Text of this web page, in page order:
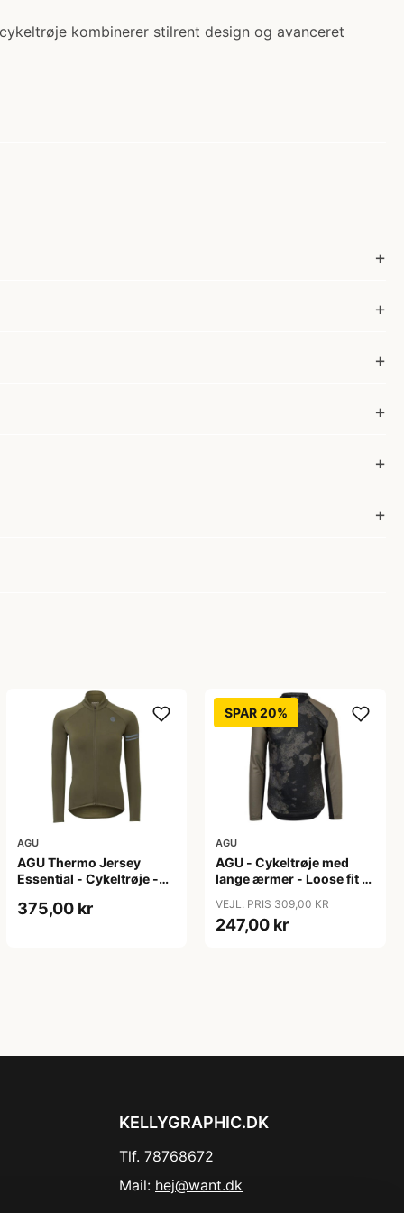
kombinerer stilrent design og avanceret
AGU
AGU Thermo Jersey
Essential - Cykeltrøje -
XXL
375,00 kr
SPAR 20%
AGU
AGU - Cykeltrøje med
lange ærmer - Loose fit -
VEJL. PRIS 309,00 KR
247,00 kr
KELLYGRAPHIC.DK
Tlf. 78768672
Mail: hej@want.dk